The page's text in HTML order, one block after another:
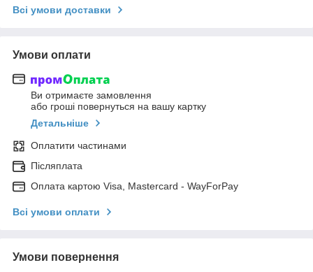
Всі умови доставки
Умови оплати
Ви отримаєте замовлення
або гроші повернуться на вашу картку
Детальніше
Оплатити частинами
Післяплата
Оплата картою Visa, Mastercard - WayForPay
Всі умови оплати
Умови повернення